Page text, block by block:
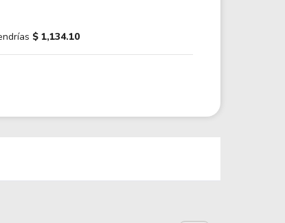
$ 1,134.10